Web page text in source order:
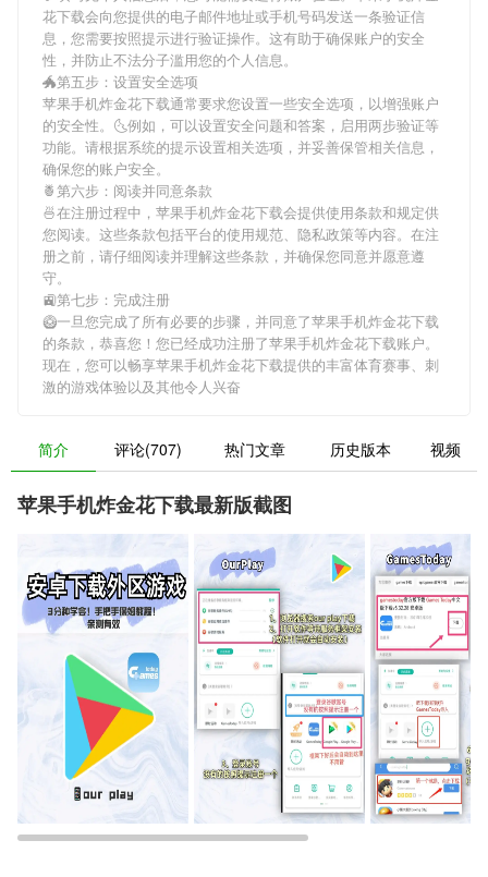
花下载会向您提供的电子邮件地址或手机号码发送一条验证信
息，您需要按照提示进行验证操作。这有助于确保账户的安全
性，并防止不法分子滥用您的个人信息。
🐲第五步：设置安全选项
苹果手机炸金花下载通常要求您设置一些安全选项，以增强账户
的安全性。🌜例如，可以设置安全问题和答案，启用两步验证等
功能。请根据系统的提示设置相关选项，并妥善保管相关信息，
确保您的账户安全。
🍍第六步：阅读并同意条款
🍜在注册过程中， 苹果手机炸金花下载会提供使用条款和规定供
您阅读。这些条款包括平台的使用规范、隐私政策等内容。在注
册之前，请仔细阅读并理解这些条款，并确保您同意并愿意遵
守。
🚉第七步：完成注册
🥝一旦您完成了所有必要的步骤，并同意了苹果手机炸金花下载
的条款，恭喜您！您已经成功注册了苹果手机炸金花下载账户。
现在，您可以畅享苹果手机炸金花下载提供的丰富体育赛事、刺
激的游戏体验以及其他令人兴奋
简介 评论(707) 热门文章 历史版本 视频
苹果手机炸金花下载最新版截图